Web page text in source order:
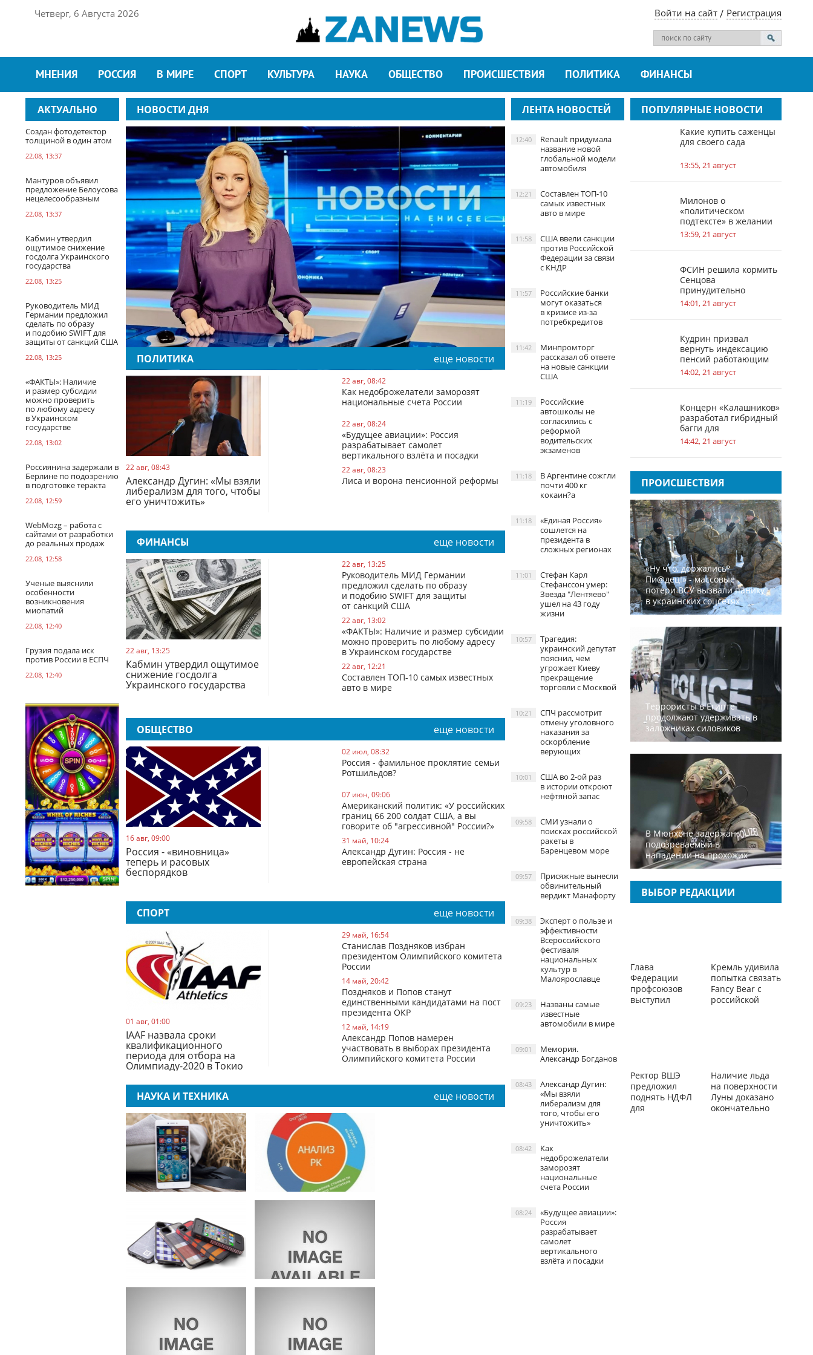
Четверг, 6 Августа 2026 Войти на сайт Регистрация
МНЕНИЯ РОССИЯ В МИРЕ СПОРТ КУЛЬТУРА НАУКА ОБЩЕСТВО ПРОИСШЕСТВИЯ ПОЛИТИКА ФИНАНСЫ
АКТУАЛЬНО
Создан фотодетектор
толщиной в один атом
22.08, 13:37
Мантуров объявил
предложение Белоусова
нецелесообразным
22.08, 13:37
Кабмин утвердил
ощутимое снижение
госдолга Украинского
государства
22.08, 13:25
Руководитель МИД
Германии предложил
сделать по образу
и подобию SWIFT для
защиты от санкций США
22.08, 13:25
«ФАКТЫ»: Наличие
и размер субсидии
можно проверить
по любому адресу
в Украинском
государстве
22.08, 13:02
Россиянина задержали в
Берлине по подозрению
в подготовке теракта
22.08, 12:59
WebMozg – работа с
сайтами от разработки
до реальных продаж
22.08, 12:58
Ученые выяснили
особенности
возникновения
миопатий
22.08, 12:40
Грузия подала иск
против России в ЕСПЧ
22.08, 12:40
НОВОСТИ ДНЯ
ПОЛИТИКА еще новости
22 авг, 08:43
Александр Дугин: «Мы взяли
либерализм для того, чтобы
его уничтожить»
22 авг, 08:42
Как недоброжелатели заморозят
национальные счета России
22 авг, 08:24
«Будущее авиации»: Россия
разрабатывает самолет
вертикального взлёта и посадки
22 авг, 08:23
Лиса и ворона пенсионной реформы
ФИНАНСЫ еще новости
22 авг, 13:25
Кабмин утвердил ощутимое
снижение госдолга
Украинского государства
22 авг, 13:25
Руководитель МИД Германии
предложил сделать по образу
и подобию SWIFT для защиты
от санкций США
22 авг, 13:02
«ФАКТЫ»: Наличие и размер субсидии
можно проверить по любому адресу
в Украинском государстве
22 авг, 12:21
Составлен ТОП-10 самых известных
авто в мире
ОБЩЕСТВО еще новости
16 авг, 09:00
Россия - «виновница»
теперь и расовых
беспорядков
02 июл, 08:32
Россия - фамильное проклятие семьи
Ротшильдов?
07 июн, 09:06
Американский политик: «У российских
границ 66 200 солдат США, а вы
говорите об "агрессивной" России?»
31 май, 10:24
Александр Дугин: Россия - не
европейская страна
СПОРТ еще новости
01 авг, 01:00
IAAF назвала сроки
квалификационного
периода для отбора на
Олимпиаду-2020 в Токио
29 май, 16:54
Станислав Поздняков избран
президентом Олимпийского комитета
России
14 май, 20:42
Поздняков и Попов станут
единственными кандидатами на пост
президента ОКР
12 май, 14:19
Александр Попов намерен
участвовать в выборах президента
Олимпийского комитета России
НАУКА И ТЕХНИКА еще новости
Обзор Xiaomi Redmi
Note 4x
Как грамотно
провести рекламную
кампанию?
Как выбрать чехол
для смартфона?
Компания LG
представит
телевизор-обои
ЛЕНТА НОВОСТЕЙ
Renault придумала
название новой
глобальной модели
автомобиля
12:40
Составлен ТОП-10
самых известных
авто в мире
12:21
США ввели санкции
против Российской
Федерации за связи
с КНДР
11:58
Российские банки
могут оказаться
в кризисе из-за
потребкредитов
11:57
Минпромторг
рассказал об ответе
на новые санкции
США
11:42
Российские
автошколы не
согласились с
реформой
водительских
экзаменов
11:19
В Аргентине сожгли
почти 400 кг
кокаин?а
11:18
«Единая Россия»
сошлется на
президента в
сложных регионах
11:18
Стефан Карл
Стефанссон умер:
Звезда "Лентяево"
ушел на 43 году
жизни
11:01
Трагедия:
украинский депутат
пояснил, чем
угрожает Киеву
прекращение
торговли с Москвой
10:57
СПЧ рассмотрит
отмену уголовного
наказания за
оскорбление
верующих
10:21
США во 2-ой раз
в истории откроют
нефтяной запас
10:01
СМИ узнали о
поисках российской
ракеты в
Баренцевом море
09:58
Присяжные вынесли
обвинительный
вердикт Манафорту
09:57
Эксперт о пользе и
эффективности
Всероссийского
фестиваля
национальных
культур в
Малоярославце
09:38
Названы самые
известные
автомобили в мире
09:23
Мемория.
Александр Богданов
09:01
Александр Дугин:
«Мы взяли
либерализм для
того, чтобы его
уничтожить»
08:43
Как
недоброжелатели
заморозят
национальные
счета России
08:42
«Будущее авиации»:
Россия
разрабатывает
самолет
вертикального
взлёта и посадки
08:24
ПОПУЛЯРНЫЕ НОВОСТИ
Какие купить саженцы
для своего сада
13:55, 21 август
Милонов о
«политическом
подтексте» в желании
Меладзе получить
гражданство Грузии
13:59, 21 август
ФСИН решила кормить
Сенцова
принудительно
14:01, 21 август
Кудрин призвал
вернуть индексацию
пенсий работающим
пенсионерам
14:02, 21 август
Концерн «Калашников»
разработал гибридный
багги для
Минобороны РФ
14:42, 21 август
ПРОИСШЕСТВИЯ
«Ну что, доржались?
Пи@дец!» - массовые
потери ВСУ вызвали панику
в украинских соцсетях
Террористы в Египте
продолжают удерживать в
заложниках силовиков
В Мюнхене задержан
подозреваемый в
нападении на прохожих
ВЫБОР РЕДАКЦИИ
Глава
Федерации
профсоюзов
выступил
Кремль удивила
попытка связать
Fancy Bear с
российской
Ректор ВШЭ
предложил
поднять НДФЛ
для
Наличие льда
на поверхности
Луны доказано
окончательно